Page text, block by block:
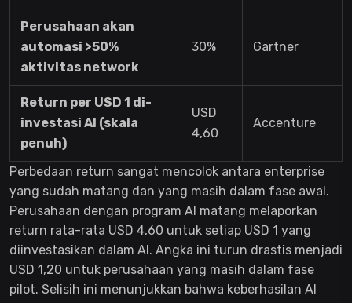
Perusahaan akan
automasi >50%
aktivitas network
30% Gartner
Return per USD 1 di-
investasi AI (skala
penuh)
USD
4,60
Accenture
Perbedaan return sangat mencolok antara enterprise
yang sudah matang dan yang masih dalam fase awal.
Perusahaan dengan program AI matang melaporkan
return rata-rata USD 4,60 untuk setiap USD 1 yang
diinvestasikan dalam AI. Angka ini turun drastis menjadi
USD 1,20 untuk perusahaan yang masih dalam fase
pilot. Selisih ini menunjukkan bahwa keberhasilan AI